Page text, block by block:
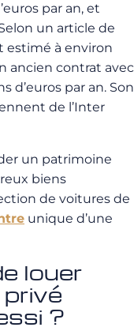
par an, et
un article de
estimé à environ
ancien contrat avec
d’euros par an. Son
de l’Inter
un patrimoine
biens
de voitures de
unique d’une
louer
?